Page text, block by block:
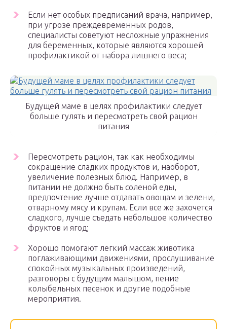
Если нет особых предписаний врача, например,
при угрозе преждевременных родов,
специалисты советуют несложные упражнения
для беременных, которые являются хорошей
профилактикой от набора лишнего веса;
Будущей маме в целях профилактики следует
больше гулять и пересмотреть свой рацион
питания
Пересмотреть рацион, так как необходимы
сокращение сладких продуктов и, наоборот,
увеличение полезных блюд. Например, в
питании не должно быть соленой еды,
предпочтение лучше отдавать овощам и зелени,
отварному мясу и крупам. Если все же захочется
сладкого, лучше съедать небольшое количество
фруктов и ягод;
Хорошо помогают легкий массаж животика
поглаживающими движениями, прослушивание
спокойных музыкальных произведений,
разговоры с будущим малышом, пение
колыбельных песенок и другие подобные
мероприятия.